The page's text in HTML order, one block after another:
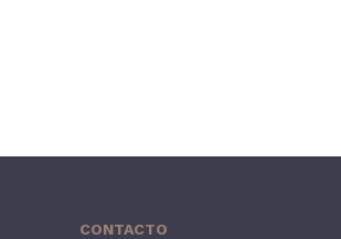
CONTACTO